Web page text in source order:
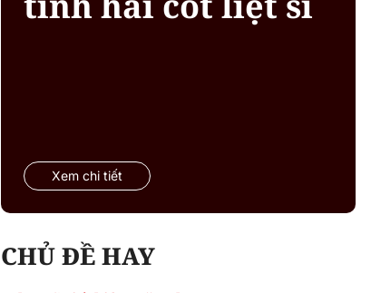
Xem chi tiết
CHỦ ĐỀ HAY